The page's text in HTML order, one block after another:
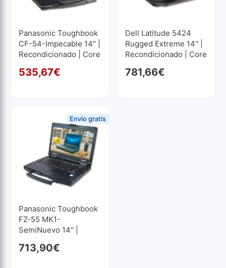
Panasonic Toughbook
CF-54-Impecable 14'' |
Recondicionado | Core
256 GB SSD 1366x768
O preço original era:
535,67€
O preço atual é: 535,67€.
Dell Latitude 5424
Rugged Extreme 14'' |
Recondicionado | Core
| 256 GB SSD M2
781,66€
Panasonic Toughbook
FZ-55 MK1-
SemiNuevo 14'' |
I5 1.6GHz | 16 GB RAM
713,90€
Envío gratis